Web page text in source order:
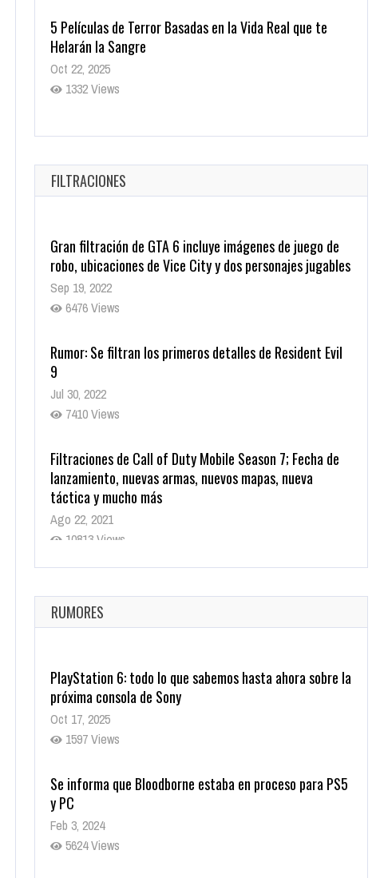
5 Películas de Terror Basadas en la Vida Real que te
Helarán la Sangre
Oct 22, 2025
1332 Views
Revive el terror: El conjuro 4: Últimos ritos ya está
Oct 20, 2025
1373 Views
FILTRACIONES
Gran filtración de GTA 6 incluye imágenes de juego de
robo, ubicaciones de Vice City y dos personajes jugables
Sep 19, 2022
6476 Views
Rumor: Se filtran los primeros detalles de Resident Evil
9
Jul 30, 2022
7410 Views
Filtraciones de Call of Duty Mobile Season 7; Fecha de
lanzamiento, nuevas armas, nuevos mapas, nueva
táctica y mucho más
Ago 22, 2021
10813 Views
La configuración de Call of Duty 2021 aparentemente
Ago 8, 2021
9995 Views
RUMORES
PlayStation 6: todo lo que sabemos hasta ahora sobre la
próxima consola de Sony
Oct 17, 2025
1597 Views
Se informa que Bloodborne estaba en proceso para PS5
y PC
Feb 3, 2024
5624 Views